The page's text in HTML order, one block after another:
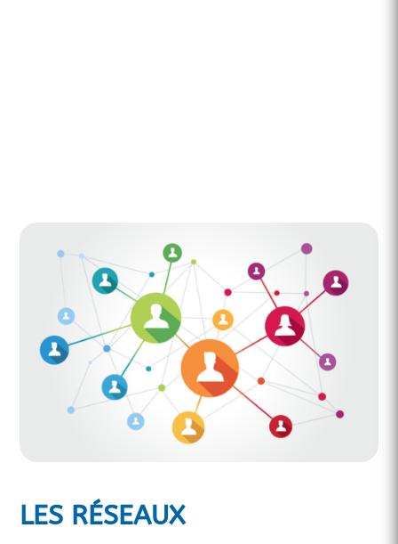
LES RÉSEAUX